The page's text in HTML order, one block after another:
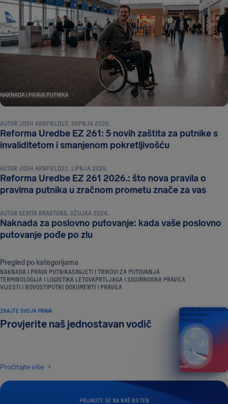
NAKNADA I PRAVA PUTNIKA
AUTOR JOSH ARNFIELD15. SRPNJA 2026.
Reforma Uredbe EZ 261: 5 novih zaštita za putnike s
invaliditetom i smanjenom pokretljivošću
AUTOR JOSH ARNFIELD22. LIPNJA 2026.
Reforma Uredbe EZ 261 2026.: što nova pravila o
pravima putnika u zračnom prometu znače za vas
AUTOR SERITA BRAXTON5. OŽUJKA 2024.
Naknada za poslovno putovanje: kada vaše poslovno
putovanje pođe po zlu
Pregled po kategorijama
NAKNADA I PRAVA PUTNIKASAVJETI I TRIKOVI ZA PUTOVANJA
TERMINOLOGIJA I LOGISTIKA LETOVAPRTLJAGA I SIGURNOSNA PRAVILA
VIJESTI I NOVOSTIPUTNI DOKUMENTI I PRAVILA
PRIJAVITE SE NA NAŠ BILTEN
ZNAJTE SVOJA PRAVA
Provjerite naš jednostavan vodič
Pročitajte više
Vaš vodič za prava putnika u
zračnom prometu
IZDANJE 2026.